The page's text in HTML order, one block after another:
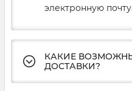
электронную почту.
КАКИЕ
ДОСТАВКИ?